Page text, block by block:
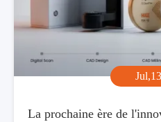
La prochaine ère de